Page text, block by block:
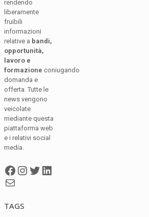
rendendo
liberamente
fruibili
informazioni
relative a bandi,
opportunità,
lavoro e
formazione coniugando
domanda e
offerta. Tutte le
news vengono
veicolate
mediante questa
piattaforma web
e i relativi social
media.
Facebook
Instagram
Twitter
LinkedIn
Mail
TAGS